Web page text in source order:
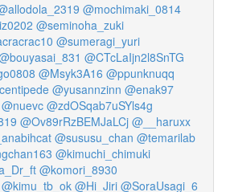
@mochimaki_0814
@seminoha_zuki
@sumeragi_yuri
@CTcLaIjn2l8SnTG
@Msyk3A16 @ppunknuqq
@yusannzinn @enak97
@nuevc @zdOSqab7uSYls4g
@Ov89rRzBEMJaLCj @__haruxx
@sususu_chan @temarilab
@kimuchi_chimuki
@komori_8930
@kimu_tb_ok @Hi_Jiri @SoraUsagi_6